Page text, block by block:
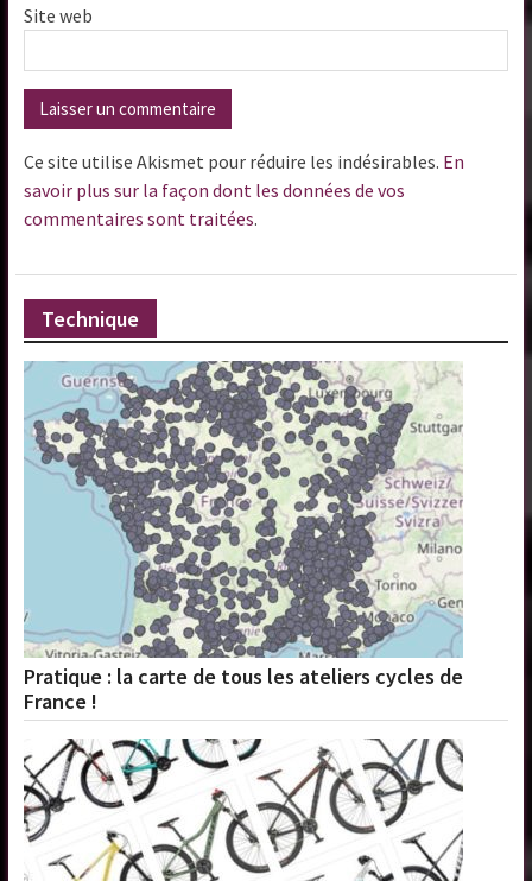
Site web
Ce site utilise Akismet pour réduire les indésirables. En
savoir plus sur la façon dont les données de vos
commentaires sont traitées.
Technique
Pratique : la carte de tous les ateliers cycles de
France !